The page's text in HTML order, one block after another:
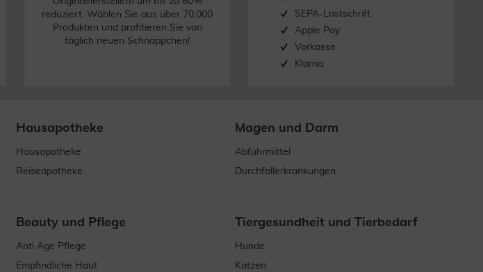
reduziert. Wählen Sie aus über 70.000
Produkten und profitieren Sie von
täglich neuen Schnäppchen!
SEPA-Lastschrift
Apple Pay
Vorkasse
Klarna
Hausapotheke
Hausapotheke
Reiseapotheke
Magen und Darm
Abführmittel
Durchfallerkrankungen
Beauty und Pflege
Anti Age Pflege
Empfindliche Haut
Tiergesundheit und Tierbedarf
Hunde
Katzen